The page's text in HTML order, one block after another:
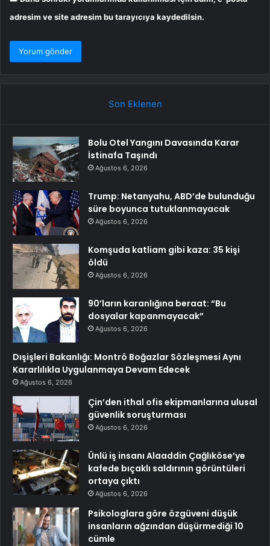
adresim ve site adresim bu tarayıcıya kaydedilsin.
Son Eklenen
Bolu Otel Yangını Davasında Karar
İstinafa Taşındı
Ağustos 6, 2026
Trump: Netanyahu, ABD’de bulunduğu
süre boyunca tutuklanmayacak
Ağustos 6, 2026
Komşuda katliam gibi kaza: 35 kişi
öldü
Ağustos 6, 2026
90’ların karanlığına beraat: “Bu
dosyalar kapanmayacak”
Ağustos 6, 2026
Dışişleri Bakanlığı: Montrö Boğazlar Sözleşmesi Aynı
Kararlılıkla Uygulanmaya Devam Edecek
Ağustos 6, 2026
Çin’den ithal ofis ekipmanlarına ulusal
güvenlik soruşturması
Ağustos 6, 2026
Ünlü iş insanı Alaaddin Çağlıköse’ye
kafede bıçaklı saldırının görüntüleri
ortaya çıktı
Ağustos 6, 2026
Psikologlara göre özgüveni düşük
insanların ağzından düşürmediği 10
cümle